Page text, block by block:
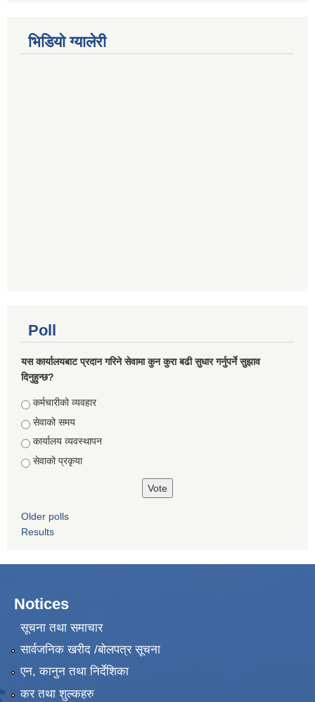
भिडियाे ग्यालेरी
Poll
यस कार्यालयबाट प्रदान गरिने सेवामा कुन कुरा बढी सुधार गर्नुपर्ने सुझाव
दिनुहुन्छ?
Choices
कर्मचारीको व्यवहार
सेवाको समय
कार्यालय व्यवस्थापन
सेवाको प्रकृया
Older polls
Results
Notices
सूचना तथा समाचार
सार्वजनिक खरीद /बोलपत्र सूचना
एन, कानुन तथा निर्देशिका
कर तथा शुल्कहरु